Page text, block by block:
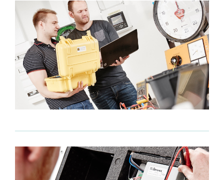
En anden grund til at blive fagligt ansvarlig er, at det kan være
en god trædepude for at få en ledende stilling inden for
branchen.
Som fagligt ansvarlig vil du have ansvaret for at styre og
koordinere el-arbejdet i en virksomhed. Du vil derfor have
mulighed for at udvikle dine lederevner og gøre karriere inden
for el-branchen.
Vær med til at sikre kvaliteten
Endelig vil du som fagligt ansvarlig have mulighed for, at være
virksomhed.
Du vil have ansvaret for at sikre, at der anvendes de bedste
metoder og materialer og du vil have mulighed for, at
videreformidle din faglige viden til dine medarbejdere.